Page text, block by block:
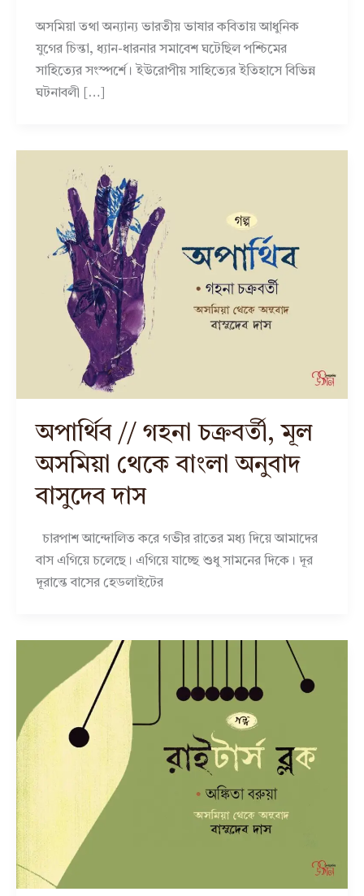
অসমিয়া তথা অন্যান্য ভারতীয় ভাষার কবিতায় আধুনিক
যুগের চিন্তা, ধ্যান-ধারনার সমাবেশ ঘটেছিল পশ্চিমের
সাহিত্যের সংস্পর্শে। ইউরোপীয় সাহিত্যের ইতিহাসে বিভিন্ন
ঘটনাবলী […]
অপার্থিব // গহনা চক্রবর্তী, মূল
অসমিয়া থেকে বাংলা অনুবাদ
বাসুদেব দাস
চারপাশ আন্দোলিত করে গভীর রাতের মধ্য দিয়ে আমাদের
বাস এগিয়ে চলেছে। এগিয়ে যাচ্ছে শুধু সামনের দিকে। দূর
দূরান্তে বাসের হেডলাইটের